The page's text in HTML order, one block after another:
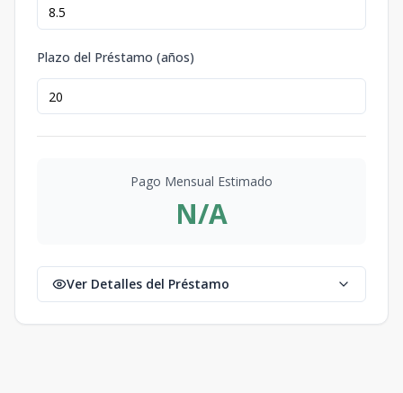
Plazo del Préstamo (años)
Pago Mensual Estimado
N/A
Ver Detalles del Préstamo